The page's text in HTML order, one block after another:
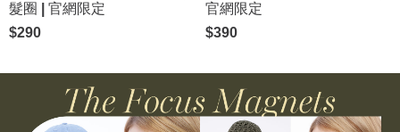
髮圈 | 官網限定
$290
官網限定
$390